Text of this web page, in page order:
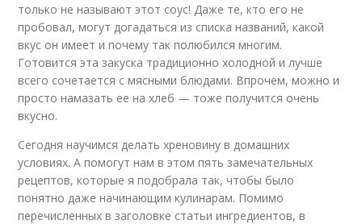
только не называют этот соус! Даже те, кто его не
пробовал, могут догадаться из списка названий, какой
вкус он имеет и почему так полюбился многим.
Готовится эта закуска традиционно холодной и лучше
всего сочетается с мясными блюдами. Впрочем, можно и
просто намазать ее на хлеб — тоже получится очень
вкусно.
Сегодня научимся делать хреновину в домашних
условиях. А помогут нам в этом пять замечательных
рецептов, которые я подобрала так, чтобы было
понятно даже начинающим кулинарам. Помимо
перечисленных в заголовке статьи ингредиентов, в